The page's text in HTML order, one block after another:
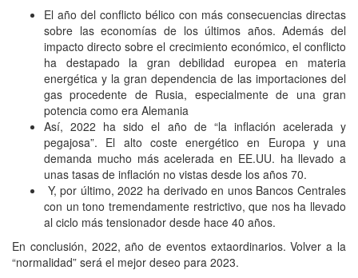
El año del conflicto bélico con más consecuencias directas
sobre las economías de los últimos años. Además del
impacto directo sobre el crecimiento económico, el conflicto
ha destapado la gran debilidad europea en materia
energética y la gran dependencia de las importaciones del
gas procedente de Rusia, especialmente de una gran
potencia como era Alemania
Así, 2022 ha sido el año de “la inflación acelerada y
pegajosa”. El alto coste energético en Europa y una
demanda mucho más acelerada en EE.UU. ha llevado a
unas tasas de inflación no vistas desde los años 70.
Y, por último, 2022 ha derivado en unos Bancos Centrales
con un tono tremendamente restrictivo, que nos ha llevado
al ciclo más tensionador desde hace 40 años.
En conclusión, 2022, año de eventos extaordinarios. Volver a la
“normalidad” será el mejor deseo para 2023.